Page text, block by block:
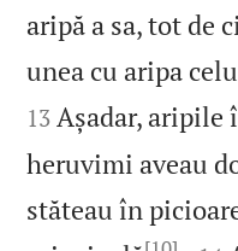
aripă a sa, tot de
unea cu aripa
13 Așadar, aripile
heruvimi aveau
stăteau în